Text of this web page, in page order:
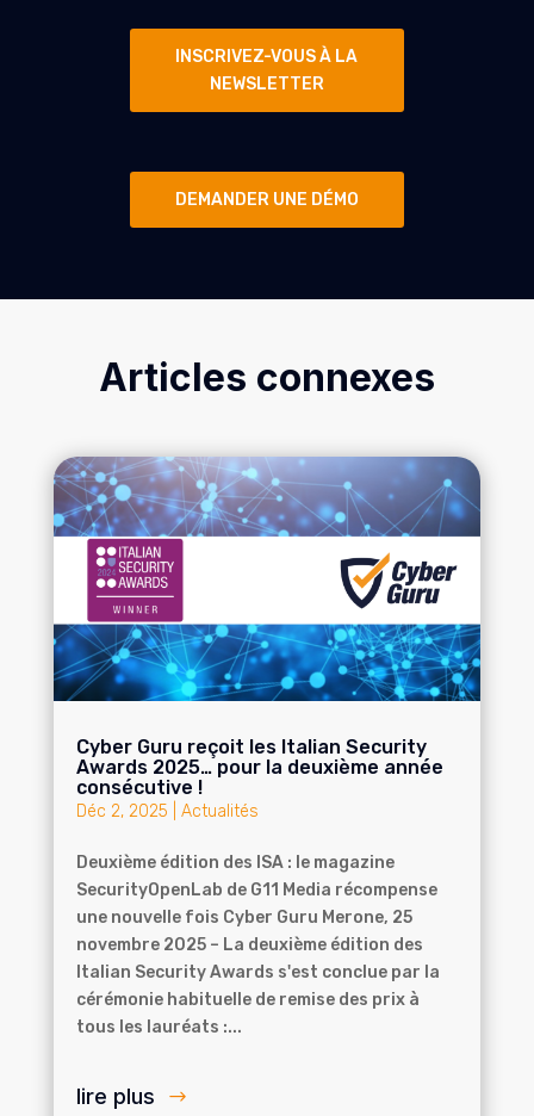
INSCRIVEZ-VOUS À LA
NEWSLETTER
DEMANDER UNE DÉMO
Articles connexes
Cyber Guru reçoit les Italian Security
Awards 2025… pour la deuxième année
consécutive !
Déc 2, 2025 Actualités
Deuxième édition des ISA : le magazine
SecurityOpenLab de G11 Media récompense
une nouvelle fois Cyber Guru Merone, 25
novembre 2025 – La deuxième édition des
Italian Security Awards s'est conclue par la
cérémonie habituelle de remise des prix à
tous les lauréats :...
lire plus